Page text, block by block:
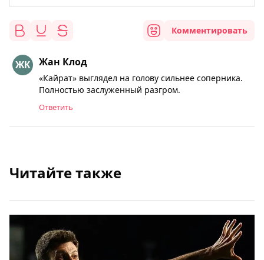
Комментировать
Жан Клод
«Кайрат» выглядел на голову сильнее соперника.
Полностью заслуженный разгром.
Ответить
Читайте также